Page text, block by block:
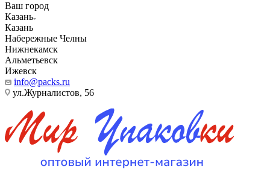
Ваш город
Казань
Казань
Набережные Челны
Нижнекамск
Альметьевск
Ижевск
info@packs.ru
ул.Журналистов, 56